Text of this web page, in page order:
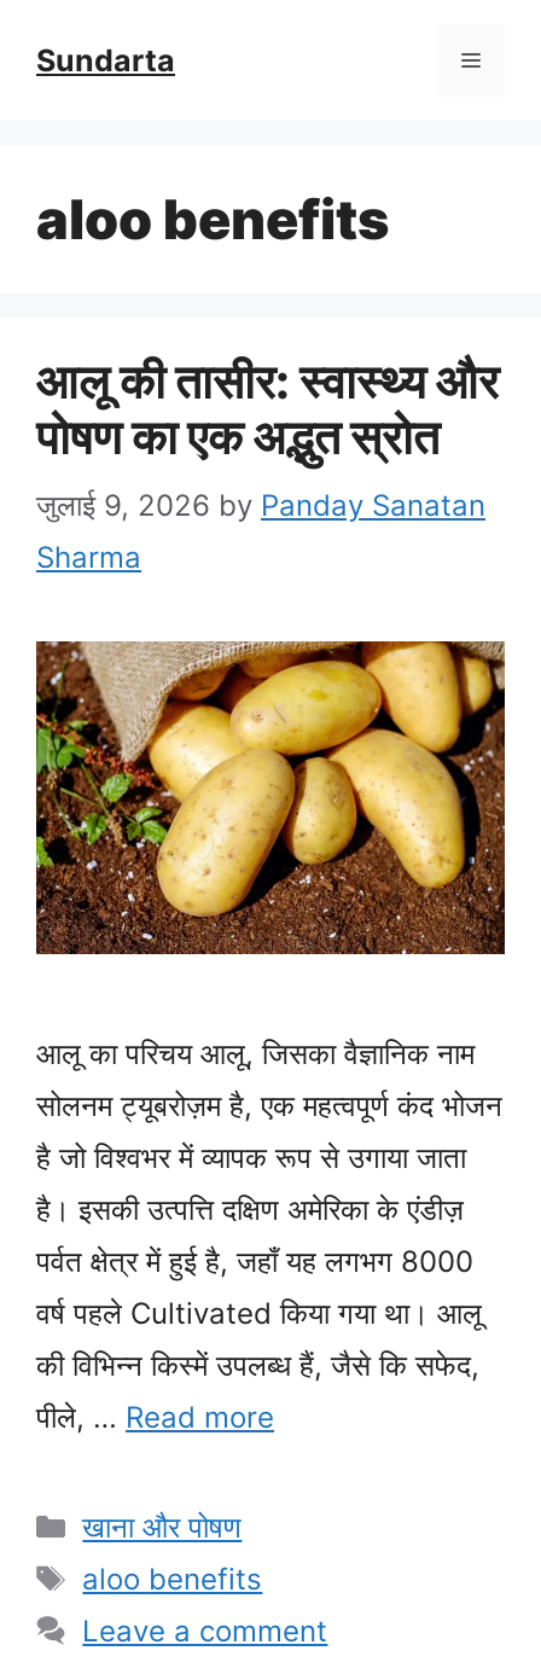
Sundarta Menu
aloo benefits
आलू की तासीर: स्वास्थ्य और
पोषण का एक अद्भुत स्रोत
जुलाई 9, 2026 by Panday Sanatan
Sharma
आलू का परिचय आलू, जिसका वैज्ञानिक नाम
सोलनम ट्यूबरोज़म है, एक महत्वपूर्ण कंद भोजन
है जो विश्वभर में व्यापक रूप से उगाया जाता
है। इसकी उत्पत्ति दक्षिण अमेरिका के एंडीज़
पर्वत क्षेत्र में हुई है, जहाँ यह लगभग 8000
वर्ष पहले Cultivated किया गया था। आलू
की विभिन्न किस्में उपलब्ध हैं, जैसे कि सफेद,
पीले, … Read more
Categories
खाना और पोषण
Tags
aloo benefits
Leave a comment